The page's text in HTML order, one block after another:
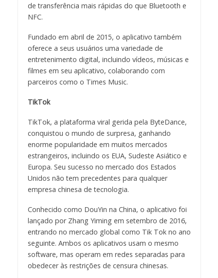
de transferência mais rápidas do que Bluetooth e
NFC.
Fundado em abril de 2015, o aplicativo também
oferece a seus usuários uma variedade de
entretenimento digital, incluindo vídeos, músicas e
filmes em seu aplicativo, colaborando com
parceiros como o Times Music.
TikTok
TikTok, a plataforma viral gerida pela ByteDance,
conquistou o mundo de surpresa, ganhando
enorme popularidade em muitos mercados
estrangeiros, incluindo os EUA, Sudeste Asiático e
Europa. Seu sucesso no mercado dos Estados
Unidos não tem precedentes para qualquer
empresa chinesa de tecnologia.
Conhecido como DouYin na China, o aplicativo foi
lançado por Zhang Yiming em setembro de 2016,
entrando no mercado global como Tik Tok no ano
seguinte. Ambos os aplicativos usam o mesmo
software, mas operam em redes separadas para
obedecer às restrições de censura chinesas.